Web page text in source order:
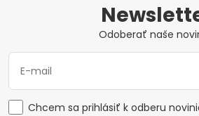
Odoberať naše
Chcem sa prihlásiť k odberu